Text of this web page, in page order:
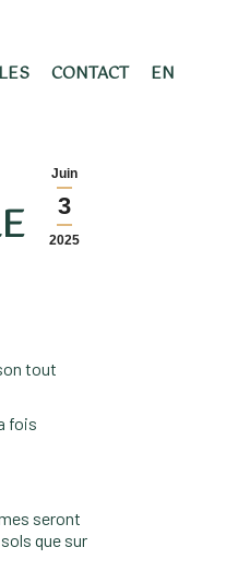
CONTACT EN
Juin
3
2025
tout
fois
seront
que sur